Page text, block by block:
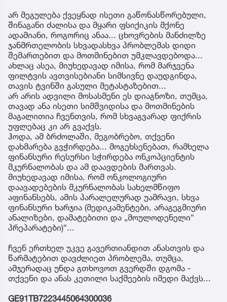
არ მეგულება ქვეყნად ისეთი გაწონასწორებული,
შინაგანი ძალისა და მყარი ფსიქიკის მქონე
ადამიანი, როგორიც ანაა... ცხოვრების მანძილზე
ჯანმრთელობის სხვადასხვა პრობლემას დიდი
შემართებით და მოთმინებით უმკლავდებოდა...
ახლაც ასეა, მიუხედავად იმისა, რომ მარჯვენა
ფილტვის ავთვისებიანი სიმსივნე დაუდგინდა,
თავის ტვინში გასული მეტასტაზებით...
არ არის ადვილი მოსასმენი ეს დიაგნოზი, თუმცა,
თავად ანა ისეთი სიმშვიდისა და მოთმინების
მაგალითია ჩვენთვის, რომ სხვაგვარად ფიქრის
უფლებაც კი არ გვაქვს.
ჰოდა, ამ ბრძოლაში, მეგობრებო, თქვენი
დახმარება გვჭირდება... მოგეხსენებათ, რამხელა
ფინანსური რესურსი სჭირდება ონკოპციენტის
მკურნალობას და ამ დაავდების მართვას.
მიუხედავად იმისა, რომ ონკოლოგიური
დაავადებების მკურნალობას სახელმწიფო
აფინანსებს, ამის პარალელურად უამრავი, სხვა
ფინანსური ხარჯია (მედიკამენტები, არაგეგმიური
ანალიზები, დამატებითი და „მოულოდენელი“
პრეპარატები)“...
ჩვენ ერთხელ უკვე გავერთიანდით ანასთვის და
წარმატებით დავძლიეთ პრობლემა, თუმცა,
ამჯერადაც უნდა გთხოვოთ გვერდში დგომა -
თქვენი და ანას კეთილი საქმეების იმედი მაქვს...
GE91TB7223445064300036